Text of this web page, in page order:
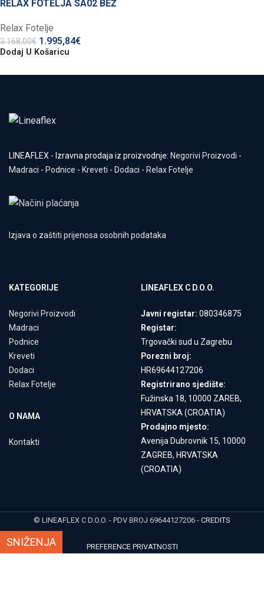
SNIŽENJA
RELAX FOTELJA SA02 BEŽ
Relax Fotelje
3.168,00€ 1.995,84€
Dodaj U Košaricu
LINEAFLEX - Izravna prodaja iz proizvodnje: Negorivi Proizvodi -
Madraci - Podnice - Kreveti - Dodaci - Relax Fotelje
Izjava o zaštiti prijenosa osobnih podataka
KATEGORIJE
Negorivi Proizvodi
Madraci
Podnice
Kreveti
Dodaci
Relax Fotelje
O NAMA
Kontakti
LINEAFLEX C D.O.O.
Javni registar: 080346875
Registar:
Trgovački sud u Zagrebu
Porezni broj:
HR69644127206
Registrirano sjedište:
Fužinska 18, 10000 ZAREB,
HRVATSKA (CROATIA)
Prodajno mjesto:
Avenija Dubrovnik 15, 10000
ZAGREB, HRVATSKA
(CROATIA)
© LINEAFLEX C D.O.O. - PDV BROJ 69644127206 - CREDITS
PREFERENCE PRIVATNOSTI